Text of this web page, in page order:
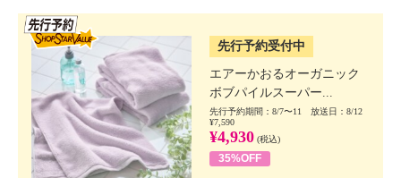
先行予約受付中
エアーかおるオーガニック
ボブパイルスーパー...
先行予約期間：8/7〜11 放送日：8/12
¥7,590
¥4,930 (税込)
35%OFF